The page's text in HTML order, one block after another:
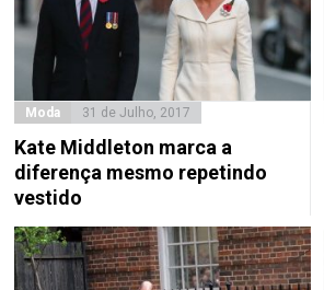
Moda 31 de Julho, 2017
Kate Middleton marca a
diferença mesmo repetindo
vestido